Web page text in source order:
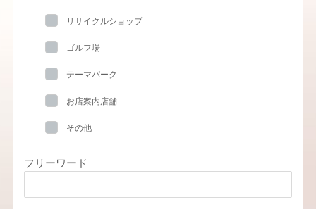
リサイクルショップ
ゴルフ場
テーマパーク
お店案内店舗
その他
フリーワード